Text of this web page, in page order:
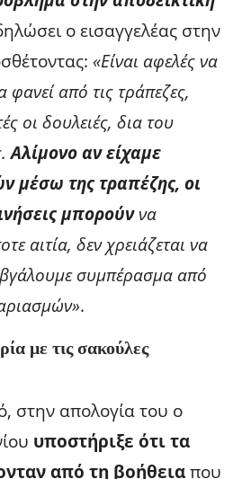
ο εισαγγελέας στην
«Είναι αφελές να
από τις τράπεζες,
οι δουλειές, δια του
Αλίμονο αν είχαμε
μέσω της τραπέζης, οι
μπορούννα
αιτία, δεν χρειάζεται να
συμπέρασμα από
.
με τις σακούλες
στην απολογία του ο
υποστήριξε ότι τα
από τη βοήθειαπου